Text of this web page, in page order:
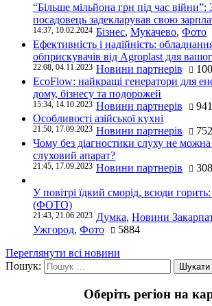
“Більше мільйона грн під час війни”:
посадовець задекларував свою
14:37, 10.02.2024 Бізнес, Мукачево, Фото
Ефективність і надійність:
обприскувачів від Agroplast для
22:08, 04.11.2023 Новини партнерів
EcoFlow: найкращі генератори для
дому, бізнесу та подорожей
15:34, 14.10.2023 Новини партнерів
941
Особливості азійської кухні
21:50, 17.09.2023 Новини партнерів
Чому без діагностики слуху не
слуховий апарат?
21:45, 17.09.2023 Новини партнерів
У повітрі їдкий сморід, всюди
(ФОТО)
21:43, 21.06.2023 Думка, Новини
Ужгород, Фото
5884
Переглянути всі новини
Пошук:
Оберіть регіон на